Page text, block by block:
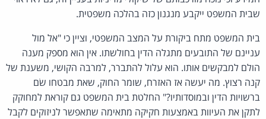
שבית המשפט ייקבע מנגנון כזה בהלכה משפטית.
בית המשפט מתח ביקורת על המצב המשפטי, וציין כי "אל מול
עניינם של התובעים מתגלה הדין בחולשתו. אין הוא מספק מענה
הולם למבקשים אותו. הוא עלול להתברר, למרבה הקושי, משענת של
קנה רצוץ. מה יעשה אז האזרח, שומר החוק, שאת מבטחו שׂם
ברשויות הדין ובמוסדותיו?" החלטת בית המשפט גם קוראת למחוקק
לתקן את העיוות באמצעות חקיקה מתאימה שתאפשר לניזוקים לקבל